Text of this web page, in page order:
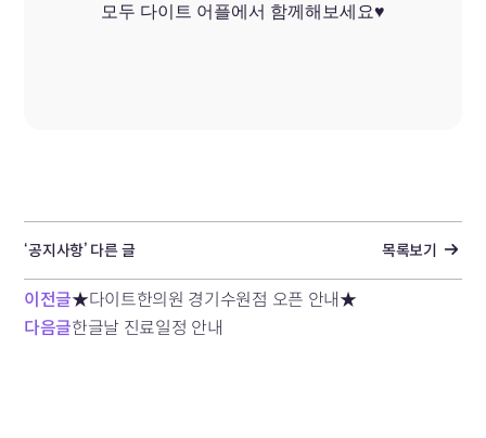
모두 다이트 어플에서 함께해보세요♥
‘공지사항’ 다른 글 목록보기
이전글★다이트한의원 경기수원점 오픈 안내★
다음글한글날 진료일정 안내